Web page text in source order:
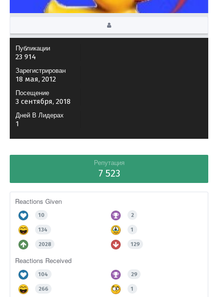
Публикации
23 914
Зарегистрирован
18 мая, 2012
Посещение
3 сентября, 2018
Дней В Лидерах
1
Репутация
7 523
Reactions Given
10 2
134 1
2028 129
Reactions Received
104 29
266 1